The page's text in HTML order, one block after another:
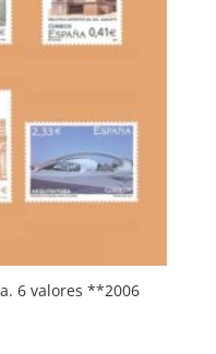
6 valores **2006